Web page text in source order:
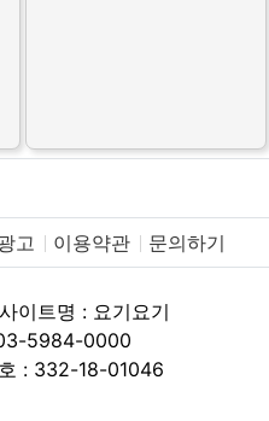
고 이용약관 문의하기
사이트명 : 요기요기
5984-0000
: 332-18-01046